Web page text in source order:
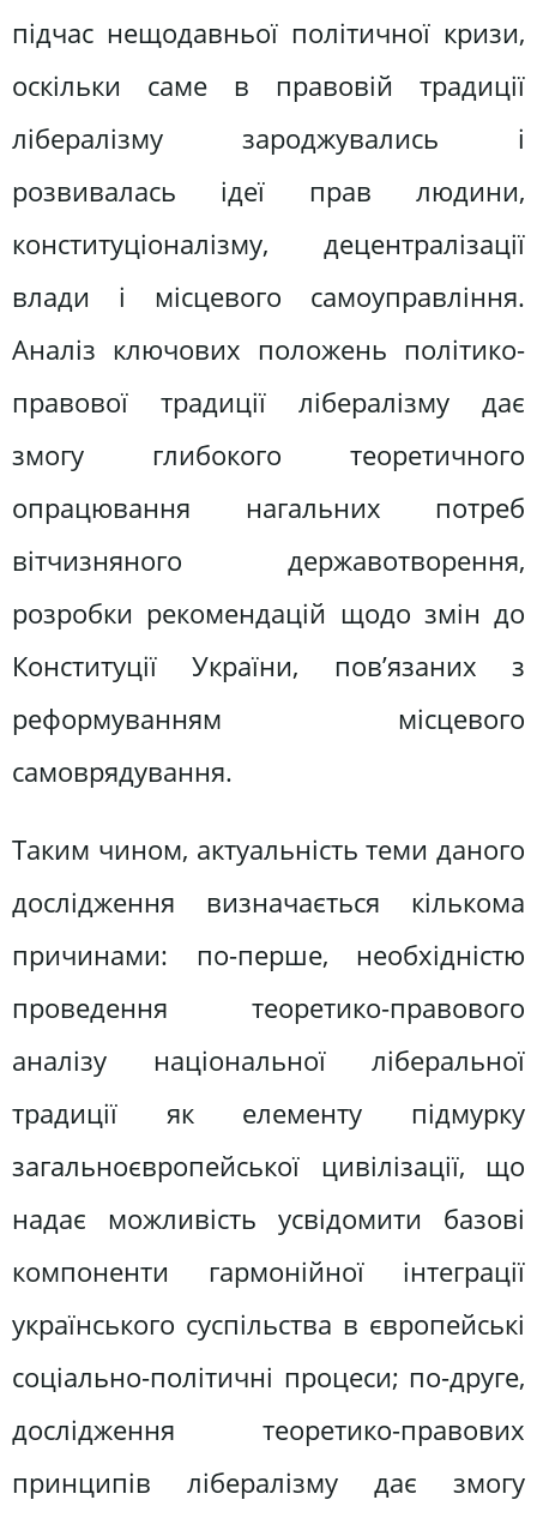
підчас нещодавньої політичної кризи,
оскільки саме в правовій традиції
лібералізму зароджувались і
розвивалась ідеї прав людини,
конституціоналізму, децентралізації
влади і місцевого самоуправління.
Аналіз ключових положень політико-
правової традиції лібералізму дає
змогу глибокого теоретичного
опрацювання нагальних потреб
вітчизняного державотворення,
розробки рекомендацій щодо змін до
Конституції України, пов’язаних з
реформуванням місцевого
самоврядування.
Таким чином, актуальність теми даного
дослідження визначається кількома
причинами: по-перше, необхідністю
проведення теоретико-правового
аналізу національної ліберальної
традиції як елементу підмурку
загальноєвропейської цивілізації, що
надає можливість усвідомити базові
компоненти гармонійної інтеграції
українського суспільства в європейські
соціально-політичні процеси; по-друге,
дослідження теоретико-правових
принципів лібералізму дає змогу